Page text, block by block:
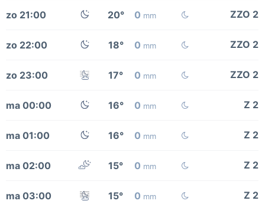
zo 21:00 20° 0 mm ZZO 2
zo 22:00 18° 0 mm ZZO 2
zo 23:00 17° 0 mm ZZO 2
ma 00:00 16° 0 mm Z 2
ma 01:00 16° 0 mm Z 2
ma 02:00 15° 0 mm Z 2
ma 03:00 15° 0 mm Z 2